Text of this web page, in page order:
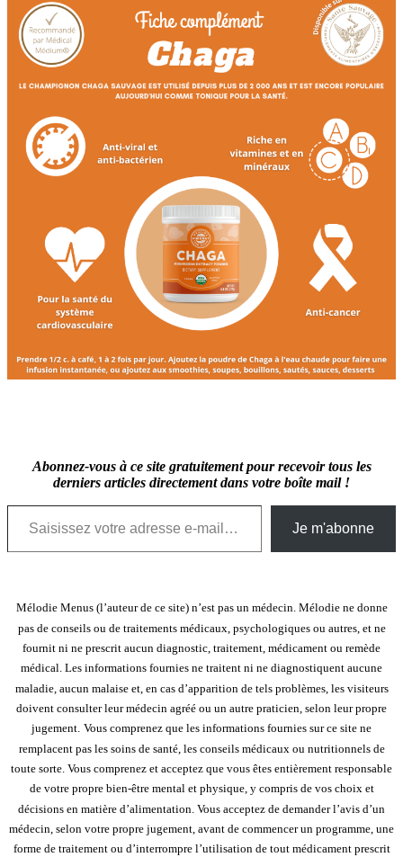
Abonnez-vous à ce site gratuitement pour recevoir tous les
derniers articles directement dans votre boîte mail !
Saisissez votre adresse e-mail…
Je m'abonne
Mélodie Menus (l’auteur de ce site) n’est pas un médecin. Mélodie ne donne
pas de conseils ou de traitements médicaux, psychologiques ou autres, et ne
fournit ni ne prescrit aucun diagnostic, traitement, médicament ou remède
médical. Les informations fournies ne traitent ni ne diagnostiquent aucune
maladie, aucun malaise et, en cas d’apparition de tels problèmes, les visiteurs
doivent consulter leur médecin agréé ou un autre praticien, selon leur propre
jugement. Vous comprenez que les informations fournies sur ce site ne
remplacent pas les soins de santé, les conseils médicaux ou nutritionnels de
toute sorte. Vous comprenez et acceptez que vous êtes entièrement responsable
de votre propre bien-être mental et physique, y compris de vos choix et
décisions en matière d’alimentation. Vous acceptez de demander l’avis d’un
médecin, selon votre propre jugement, avant de commencer un programme, une
forme de traitement ou d’interrompre l’utilisation de tout médicament prescrit